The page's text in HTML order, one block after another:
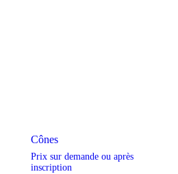
Cônes
Prix sur demande ou après
inscription